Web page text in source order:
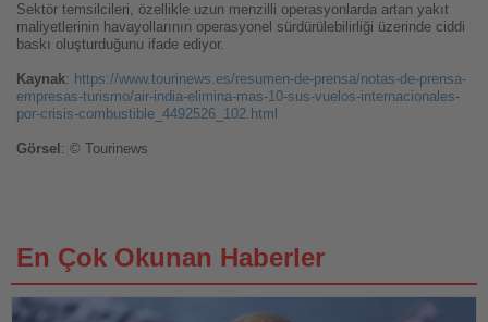
Sektör temsilcileri, özellikle uzun menzilli operasyonlarda artan yakıt
maliyetlerinin havayollarının operasyonel sürdürülebilirliği üzerinde ciddi
baskı oluşturduğunu ifade ediyor.
Kaynak: https://www.tourinews.es/resumen-de-prensa/notas-de-prensa-
empresas-turismo/air-india-elimina-mas-10-sus-vuelos-internacionales-
por-crisis-combustible_4492526_102.html
Görsel : © Tourinews
En Çok Okunan Haberler